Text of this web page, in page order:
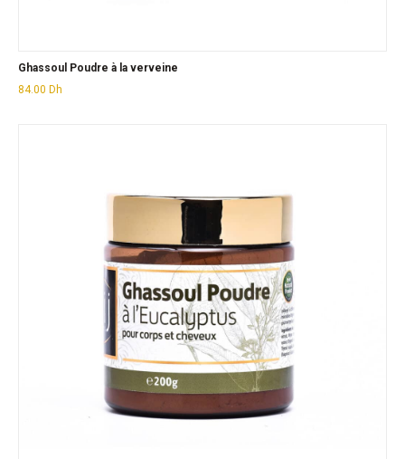
Ghassoul Poudre à la verveine
84.00 Dh